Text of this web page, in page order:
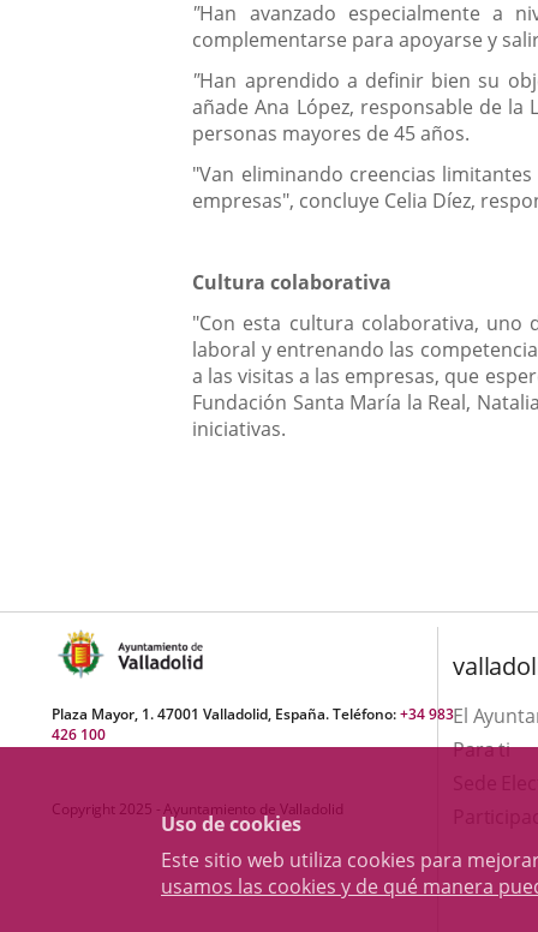
Uso de cookies
Este sitio web utiliza cookies para
usamos las cookies y de qué manera
"Han avanzado especialmente a
complementarse para apoyarse y
"Han aprendido a definir bien su
añade Ana López, responsable de
personas mayores de 45 años.
"Van eliminando creencias
empresas", concluye Celia Díez,
Cultura colaborativa
"Con esta cultura colaborativa, uno
laboral y entrenando las
a las visitas a las empresas, que
Fundación Santa María la Real,
iniciativas.
Plaza Mayor, 1. 47001 Valladolid, España. Teléfono:+34 983
426 100
Copyright 2025 - Ayuntamiento de Valladolid
El
Para ti